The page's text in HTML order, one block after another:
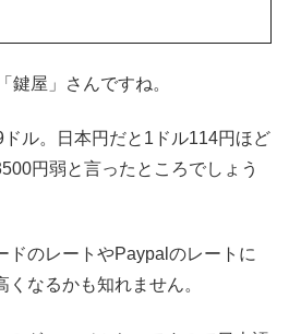
鍵屋」さんですね。
ル。日本円だと1ドル114円ほど
円弱と言ったところでしょう
ドのレートやPaypalのレートに
なるかも知れません。